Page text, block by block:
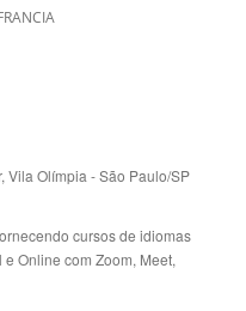
Vila Olímpia - São Paulo/SP
cursos de idiomas
Online com Zoom, Meet,